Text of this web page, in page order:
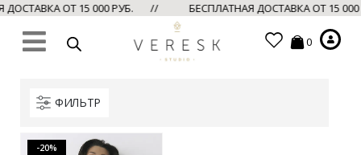
ОТ 15 000 РУБ. // БЕСПЛАТНАЯ ДОСТАВКА ОТ 15
0
ФИЛЬТР
-20%